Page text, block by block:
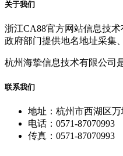
关于我们
浙江CA88官方网站信息技
政府部门提供地名地址采集
杭州海挚信息技术有限公司
联系我们
地址：杭州市西湖区
电话：0571-87070993
传真：0571-87070993